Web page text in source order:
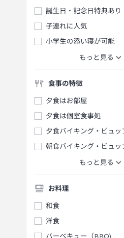
誕生日・記念日特典あり
子連れに人気
小学生の添い寝が可能
もっと見る
食事の特徴
夕食はお部屋
夕食は個室食事処
夕食バイキング・ビュッ
朝食バイキング・ビュッ
もっと見る
お料理
和食
洋食
バーベキュー（BBQ)